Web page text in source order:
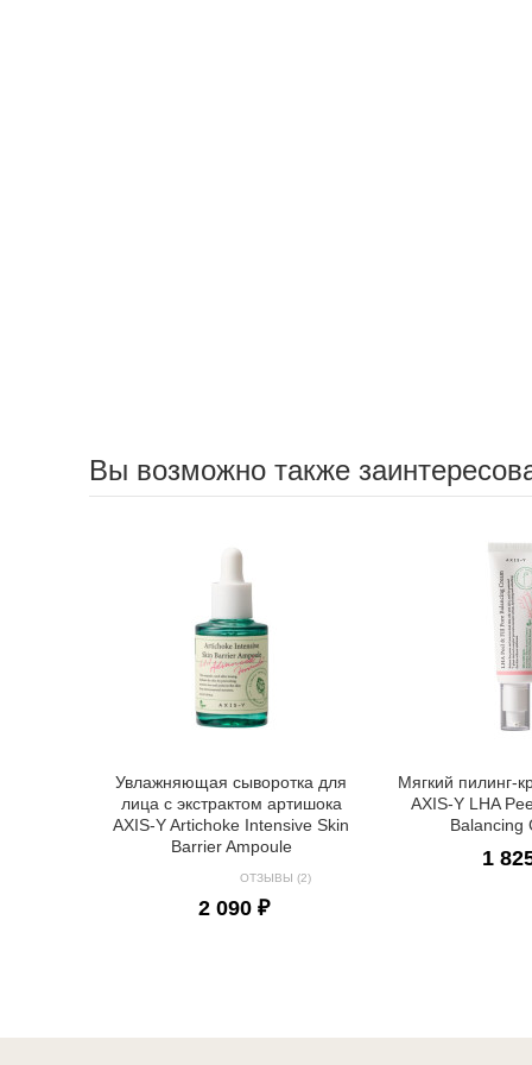
Вы возможно также
Увлажняющая сыворотка для
лица с экстрактом артишока
AXIS-Y Artichoke Intensive Skin
Barrier Ampoule
ОТЗЫВЫ (2)
2 090 ₽
Мягкий пилинг-
AXIS-Y LHA
Balancing
1